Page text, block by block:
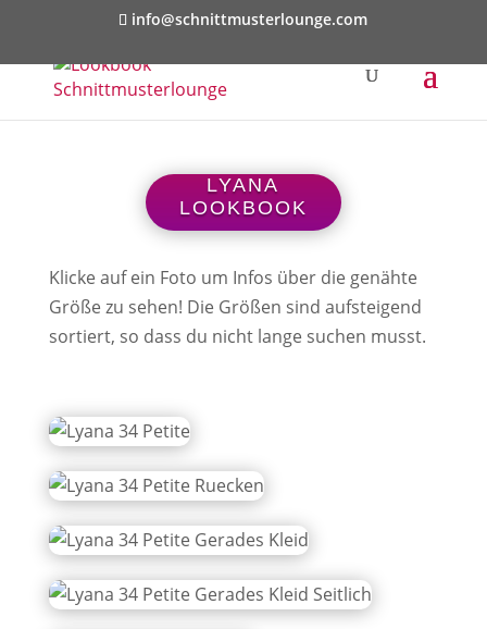
info@schnittmusterlounge.com
LYANA
LOOKBOOK
Klicke auf ein Foto um Infos über die genähte
Größe zu sehen! Die Größen sind aufsteigend
sortiert, so dass du nicht lange suchen musst.